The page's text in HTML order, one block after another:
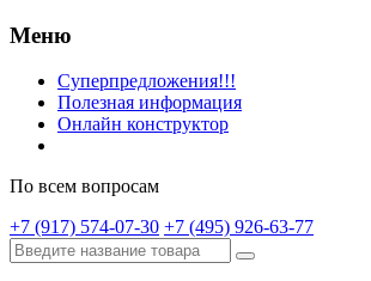
Меню
Суперпредложения!!!
Полезная информация
Онлайн конструктор
По всем вопросам
+7 (917) 574-07-30 +7 (495) 926-63-77